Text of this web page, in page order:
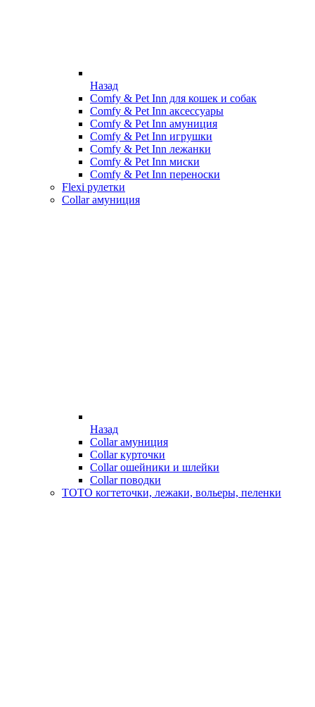
Назад
Comfy & Pet Inn для кошек и собак
Comfy & Pet Inn аксессуары
Comfy & Pet Inn амуниция
Comfy & Pet Inn игрушки
Comfy & Pet Inn лежанки
Comfy & Pet Inn миски
Comfy & Pet Inn переноски
Flexi рулетки
Collar амуниция
Назад
Collar амуниция
Collar курточки
Collar ошейники и шлейки
Collar поводки
ТОТО когтеточки, лежаки, вольеры, пеленки